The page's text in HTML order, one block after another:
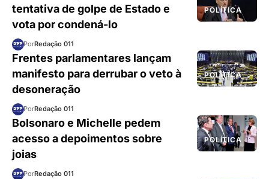
POLÍTICA
tentativa de golpe de Estado e
vota por condená-lo
PorRedação 011
POLÍTICA
Frentes parlamentares lançam
manifesto para derrubar o veto à
desoneração
PorRedação 011
POLÍTICA
Bolsonaro e Michelle pedem
acesso a depoimentos sobre
joias
PorRedação 011